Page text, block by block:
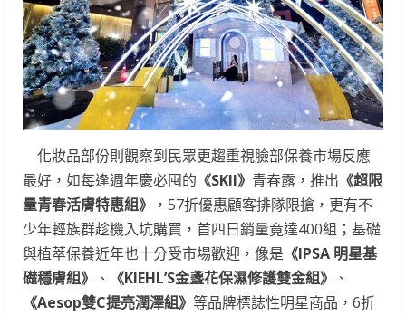
化妝品部份則觀察到民眾更趨重視臉部保養市場反應
最好，如每逢週年慶必囤的 《SKII》 青春露，推出 《超限
量青春活膚特惠組》
，57折優惠顧客排隊限搶，更有不
少年輕族群趁機入坑購買，首四日銷量竟達400組；基礎
與植萃保養近年也十分受市場歡迎，像是 《IPSA 明星基
礎穩膚組》
、 《KIEHL’S金盞花保濕修護雙金組》
、
《Aesop雙C提亮潤澤組》 等品牌標誌性明星商品，6折